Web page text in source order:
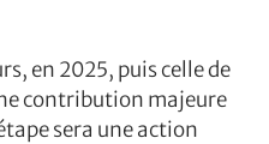
en 2025, puis celle de
contribution majeure
sera une action